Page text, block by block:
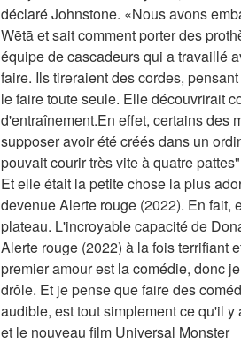
déclaré Johnstone. «Nous avons
Wētā et sait comment porter des
équipe de cascadeurs qui a travaillé
faire. Ils tireraient des cordes,
le faire toute seule. Elle découvrirait
d'entraînement.En effet, certains des
supposer avoir été créés dans un
pouvait courir très vite à quatre
Et elle était la petite chose la plus
devenue Alerte rouge (2022). En
plateau. L'incroyable capacité de
Alerte rouge (2022) à la fois terrifiant
premier amour est la comédie, donc
drôle. Et je pense que faire des
audible, est tout simplement ce qu'il
et le nouveau film Universal Monster